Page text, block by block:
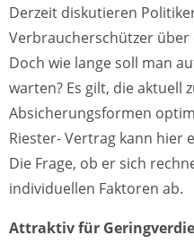
Derzeit diskutieren
Verbraucherschützer über
Doch wie lange soll man
warten? Es gilt, die aktuell
Absicherungsformen
Riester- Vertrag kann hier
Die Frage, ob er sich
individuellen Faktoren ab.
Attraktiv für